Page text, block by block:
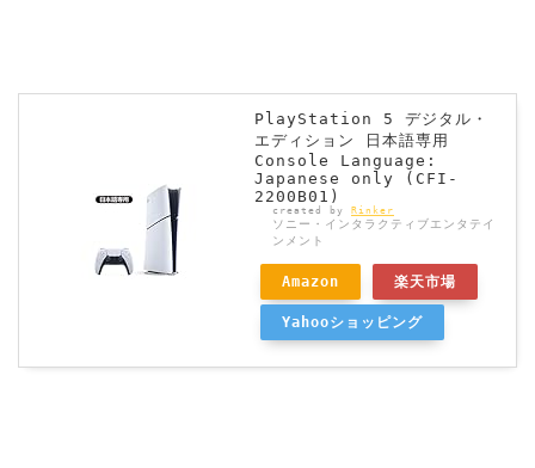
PlayStation 5 デジタル・
エディション 日本語専用
Console Language:
Japanese only (CFI-
2200B01)
created by Rinker
ソニー・インタラクティブエンタテイ
ンメント
Amazon 楽天市場
Yahooショッピング